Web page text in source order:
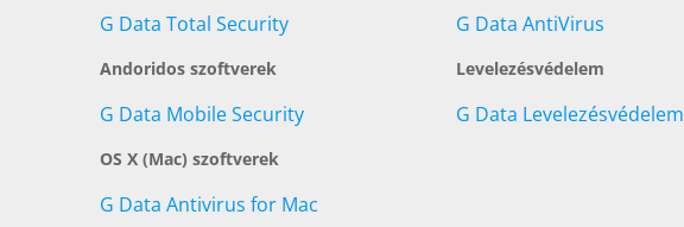
G Data Total Security
Andoridos szoftverek
G Data Mobile Security
OS X (Mac) szoftverek
G Data Antivirus for Mac
G Data AntiVirus
Levelezésvédelem
G Data Levelezésvédelem